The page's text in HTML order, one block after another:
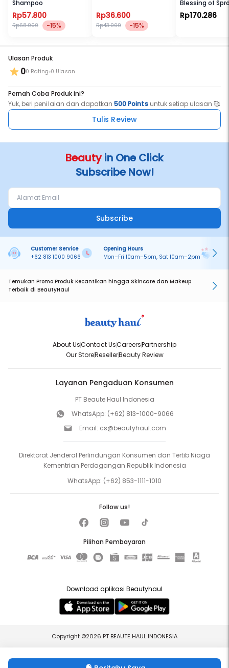
Shampoo
Rp57.800
Rp68.000 -15%
Rp36.600
Rp43.000 -15%
Blessing of
Vitality Cream
Rp170.286
Ulasan Produk
00 Rating 0 Ulasan
Pernah Coba Produk ini?
Yuk, beri penilaian dan dapatkan500 Pointsuntuk setiap ulasan 🥰
Tulis Review
Beautyin One Click
Subscribe Now!
Subscribe
Customer Service
+62 813 1000 9066
Opening Hours
Mon–Fri 10am–5pm, Sat 10am–2pm
Temukan Promo Produk Kecantikan hingga Skincare dan Makeup
Terbaik di BeautyHaul
About UsContact UsCareersPartnership
Our StoreResellerBeauty Review
Layanan Pengaduan Konsumen
PT Beaute Haul Indonesia
WhatsApp: (+62) 813-1000-9066
Email: cs@beautyhaul.com
Direktorat Jenderal Perlindungan Konsumen dan Tertib Niaga
Kementrian Perdagangan Republik Indonesia
WhatsApp: (+62) 853-1111-1010
Pilihan Pembayaran
Follow us!
Download aplikasi Beautyhaul
Copyright ©2026 PT BEAUTE HAUL INDONESIA